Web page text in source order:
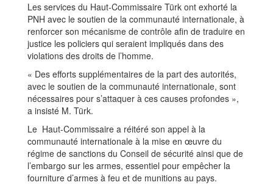
Les services du Haut-Commissaire Türk ont exhorté la
PNH avec le soutien de la communauté internationale, à
renforcer son mécanisme de contrôle afin de traduire en
justice les policiers qui seraient impliqués dans des
violations des droits de l’homme.
« Des efforts supplémentaires de la part des autorités,
avec le soutien de la communauté internationale, sont
nécessaires pour s’attaquer à ces causes profondes »,
a insisté M. Türk.
Le Haut-Commissaire a réitéré son appel à la
communauté internationale à la mise en œuvre du
régime de sanctions du Conseil de sécurité ainsi que de
l’embargo sur les armes, essentiel pour empêcher la
fourniture d’armes à feu et de munitions au pays.